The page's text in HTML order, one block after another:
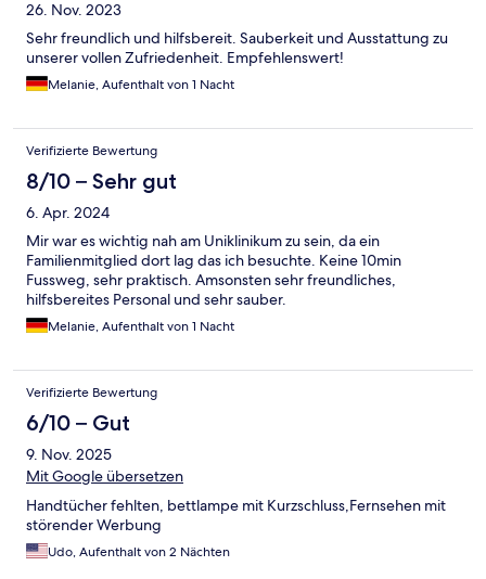
26. Nov. 2023
Sehr freundlich und hilfsbereit. Sauberkeit und Ausstattung zu
unserer vollen Zufriedenheit. Empfehlenswert!
Melanie, Aufenthalt von 1 Nacht
Verifizierte Bewertung
8/10 – Sehr gut
6. Apr. 2024
Mir war es wichtig nah am Uniklinikum zu sein, da ein
Familienmitglied dort lag das ich besuchte. Keine 10min
Fussweg, sehr praktisch. Amsonsten sehr freundliches,
hilfsbereites Personal und sehr sauber.
Melanie, Aufenthalt von 1 Nacht
Verifizierte Bewertung
6/10 – Gut
9. Nov. 2025
Mit Google übersetzen
Handtücher fehlten, bettlampe mit Kurzschluss,Fernsehen mit
störender Werbung
Udo, Aufenthalt von 2 Nächten